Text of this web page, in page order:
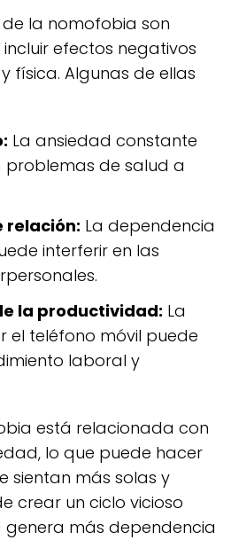
la nomofobia son
efectos negativos
física. Algunas de ellas
La ansiedad constante
problemas de salud a
relación: La dependencia
interferir en las
la productividad: La
el teléfono móvil puede
laboral y
está relacionada con
lo que puede hacer
sientan más solas y
crear un ciclo vicioso
más dependencia